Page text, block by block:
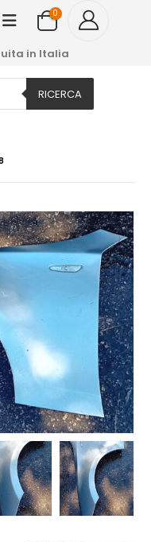
0
in Italia
RICERCA